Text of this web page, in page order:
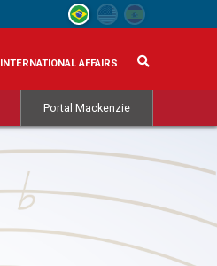
INTERNATIONAL AFFAIRS
Portal Mackenzie